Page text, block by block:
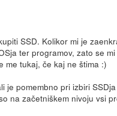
SSD. Kolikor mi je
ter programov, zato se
me tukaj, če kaj ne štima :)
je pomembno pri izbiri
na začetniškem nivoju vsi